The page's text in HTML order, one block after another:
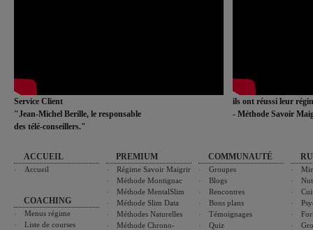
Service Client
"Jean-Michel Berille, le responsable
des télé-conseillers."
ils ont réussi leur
- Méthode Savoir
ACCUEIL
Accueil
COACHING
Menus régime
Liste de courses
PREMIUM
Régime Savoir Maigrir
Méthode Montignac
Méthode MentalSlim
Méthode Slim Data
Méthodes Naturelles
Méthode Chrono-
COMMUNAUTÉ
Groupes
Blogs
Rencontres
Bons plans
Témoignages
Quiz